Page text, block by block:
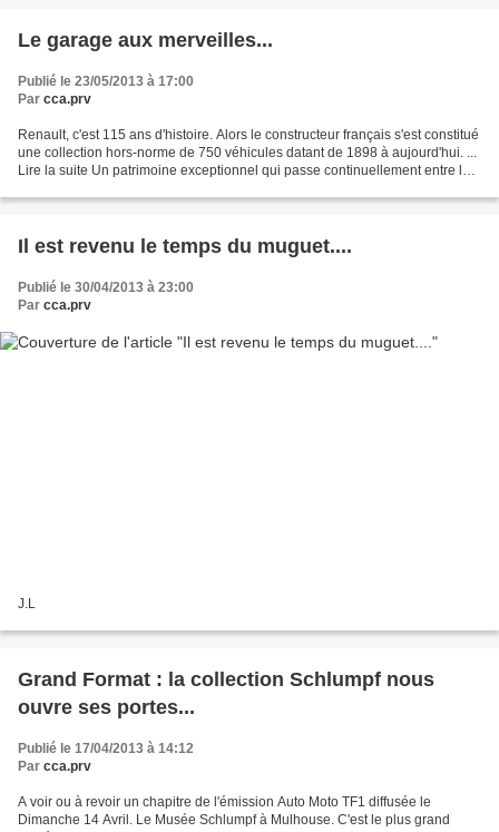
Le garage aux merveilles...
Publié le 23/05/2013 à 17:00
Par cca.prv
Renault, c'est 115 ans d'histoire. Alors le constructeur français s'est constitué
une collection hors-norme de 750 véhicules datant de 1898 à aujourd'hui. ...
Lire la suite Un patrimoine exceptionnel qui passe continuellement entre les
Il est revenu le temps du muguet....
Publié le 30/04/2013 à 23:00
Par cca.prv
J.L
Grand Format : la collection Schlumpf nous
ouvre ses portes...
Publié le 17/04/2013 à 14:12
Par cca.prv
A voir ou à revoir un chapitre de l'émission Auto Moto TF1 diffusée le
Dimanche 14 Avril. Le Musée Schlumpf à Mulhouse. C'est le plus grand